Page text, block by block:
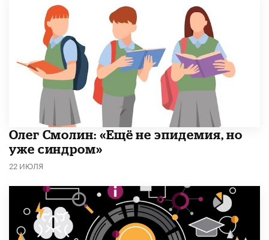
​Олег Смолин: «Ещё не эпидемия, но
уже синдром»
22 ИЮЛЯ